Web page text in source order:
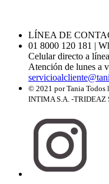
LÍNEA DE
01 8000 120 181 |
Celular directo a
Atención de lunes a
© 2021 por Tania Todos
INTIMA S.A. -TRIDEAZ